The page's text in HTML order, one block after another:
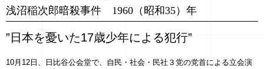
浅沼稲次郎暗殺事件 1960（昭和35）年
”日本を憂いた17歳少年による犯行”
10月12日、日比谷公会堂で、自民・社会・民社３党の党首による立会演